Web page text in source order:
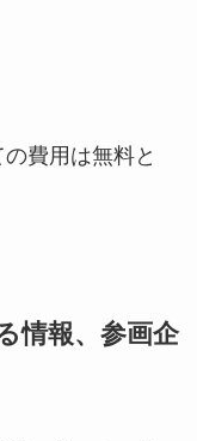
費用は無料と
情報、参画企